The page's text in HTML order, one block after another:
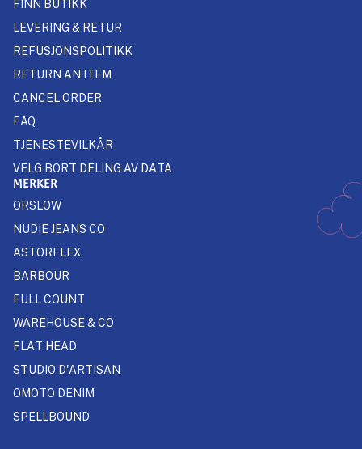
FINN BUTIKK
LEVERING & RETUR
REFUSJONSPOLITIKK
RETURN AN ITEM
CANCEL ORDER
FAQ
TJENESTEVILKÅR
VELG BORT DELING AV DATA
MERKER
ORSLOW
NUDIE JEANS CO
ASTORFLEX
BARBOUR
FULL COUNT
WAREHOUSE & CO
FLAT HEAD
STUDIO D'ARTISAN
OMOTO DENIM
SPELLBOUND